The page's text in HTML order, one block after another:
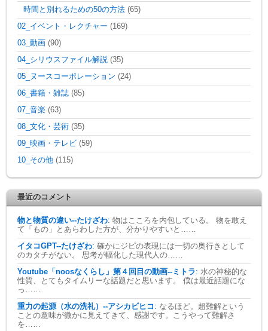
時間と別れるための50の方法 (65)
02_イベント・レクチャー (169)
03_動画 (90)
04_シリウスファイル解説 (35)
05_ヌースコーポレーション (24)
06_書籍・雑誌 (85)
07_音楽 (63)
08_文化・芸術 (35)
09_映画・テレビ (59)
10_その他 (115)
最近のコメント
物と物質の違い--たけざわ: 物はこころを内包している。 物を敢え
て「もの」とあらわした方が、分かりやすいと……
イタコGPT--たけざわ: 確かにジピの表現には一切の奥行きとして
のカタチがない。 思考が幅化した現代人の……
Youtube「noosなくらし」第４回目の動画--ミトラ: 水の神秘的な
性質、とてもタイムリーな話題だと思います。 僕は最近話題にな
っ……
重力の起源（水の洗礼）--アシカビヒコ : なるほど。超難解という
ことの意味が微かに見えてきて、感謝です。こうやって難解さ
を……